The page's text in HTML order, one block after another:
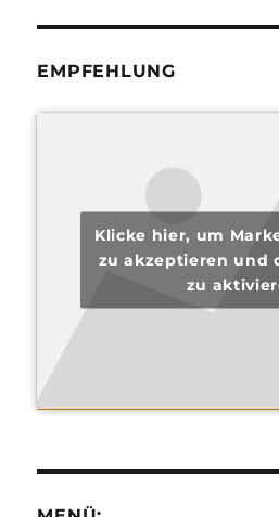
EMPFEHLUNG
Klicke hier, um
zu akzeptieren und
zu